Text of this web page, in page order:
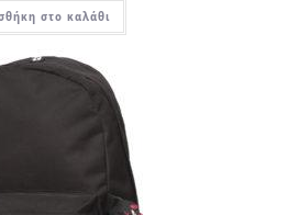
στο καλάθι